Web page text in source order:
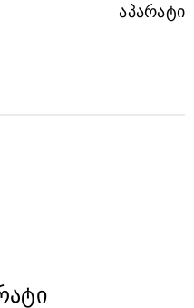
აპარატი